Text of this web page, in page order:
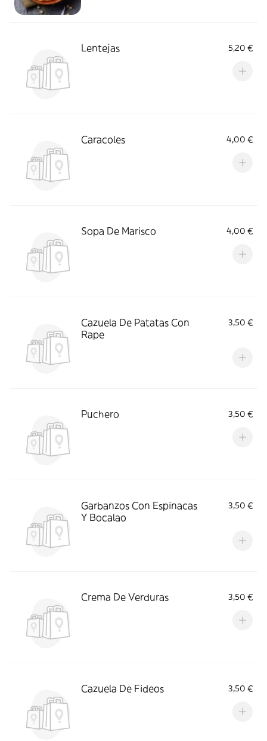
Lentejas 5,20 €
Caracoles 4,00 €
Sopa De Marisco 4,00 €
Cazuela De Patatas Con
Rape
3,50 €
Puchero 3,50 €
Garbanzos Con Espinacas
Y Bocalao
3,50 €
Crema De Verduras 3,50 €
Cazuela De Fideos 3,50 €